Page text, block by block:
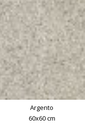
Argento
60x60 cm